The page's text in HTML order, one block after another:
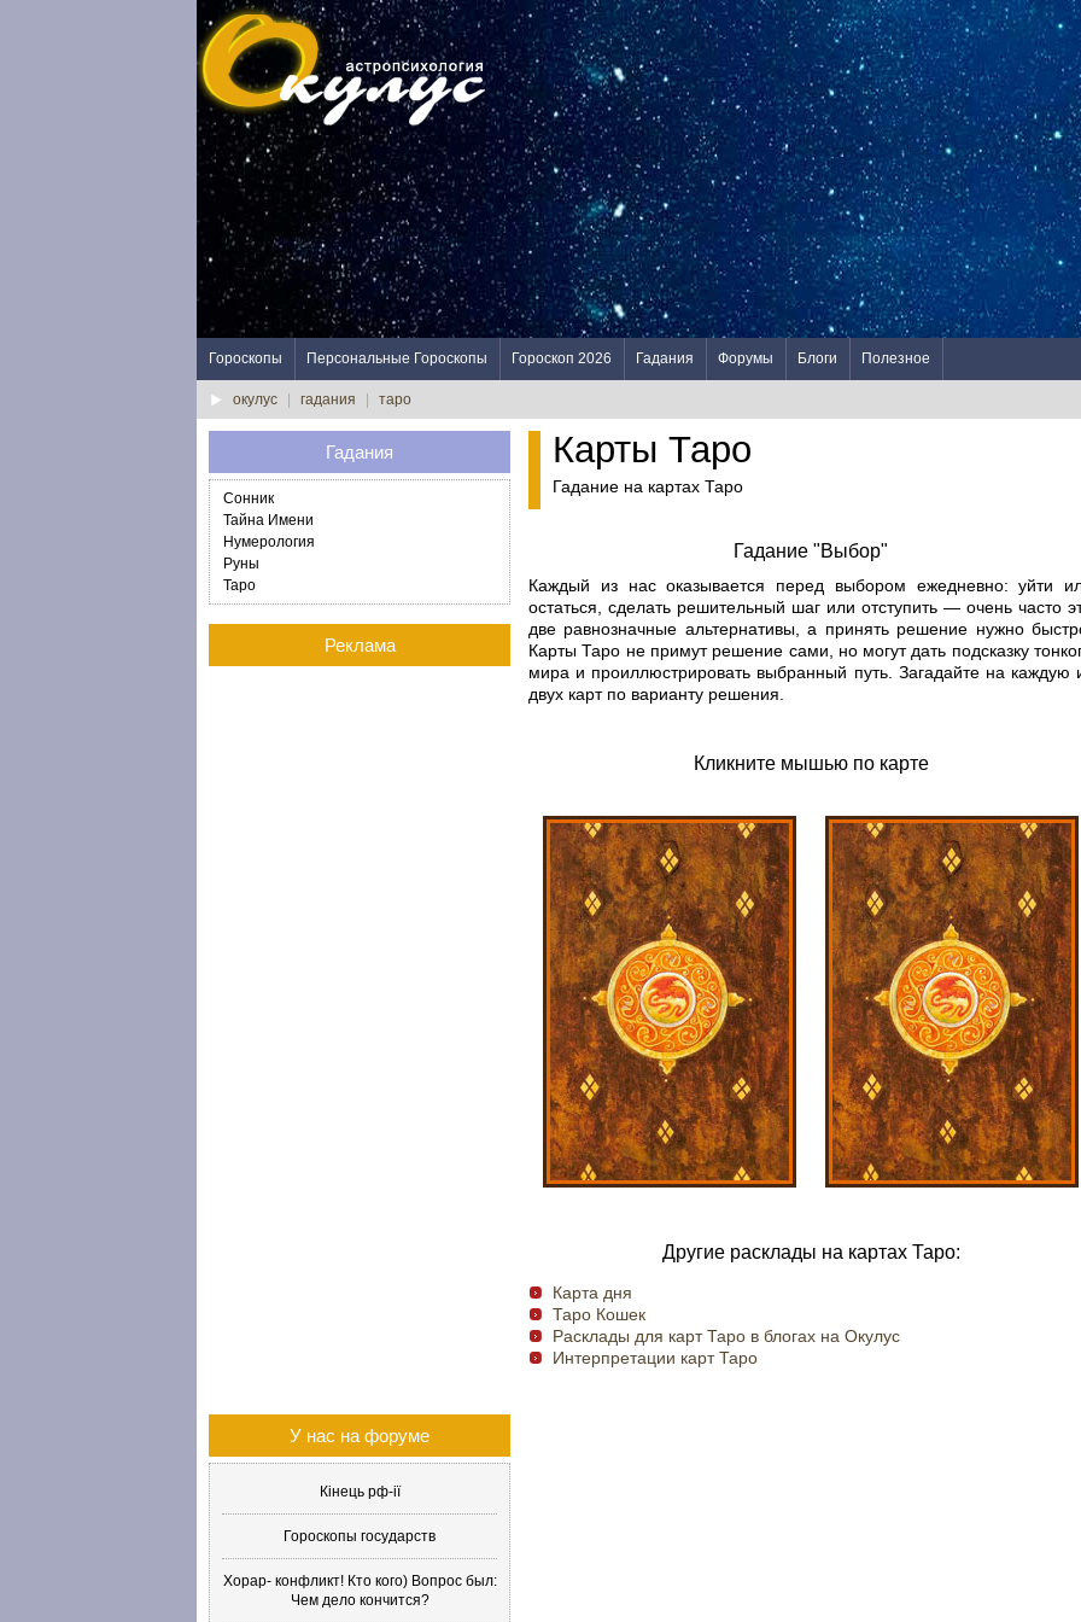
Гороскопы Персональные Гороскопы Гороскоп 2026 Гадания Форумы Блоги Полезное
окулус гадания таро
Карты Таро
Гадание на картах Таро
Гадание "Выбор"
Каждый из нас оказывается перед выбором ежедневно: уйти
остаться, сделать решительный шаг или отступить — очень часто
две равнозначные альтернативы, а принять решение нужно
Карты Таро не примут решение сами, но могут дать подсказку
мира и проиллюстрировать выбранный путь. Загадайте на каждую
двух карт по варианту решения.
Кликните мышью по карте
Другие расклады на картах Таро:
Карта дня
Таро Кошек
Расклады для карт Таро в блогах на Окулус
Интерпретации карт Таро
Гадания
Сонник
Тайна Имени
Нумерология
Руны
Таро
Реклама
У нас на форуме
Кінець рф-ії
Гороскопы государств
Хорар- конфликт! Кто кого) Вопрос был:
Чем дело кончится?